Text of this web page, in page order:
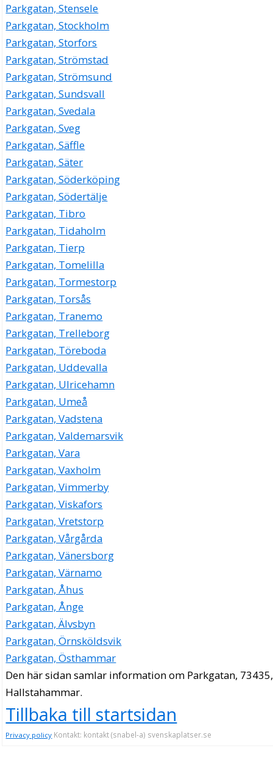
Parkgatan, Stensele
Parkgatan, Stockholm
Parkgatan, Storfors
Parkgatan, Strömstad
Parkgatan, Strömsund
Parkgatan, Sundsvall
Parkgatan, Svedala
Parkgatan, Sveg
Parkgatan, Säffle
Parkgatan, Säter
Parkgatan, Söderköping
Parkgatan, Södertälje
Parkgatan, Tibro
Parkgatan, Tidaholm
Parkgatan, Tierp
Parkgatan, Tomelilla
Parkgatan, Tormestorp
Parkgatan, Torsås
Parkgatan, Tranemo
Parkgatan, Trelleborg
Parkgatan, Töreboda
Parkgatan, Uddevalla
Parkgatan, Ulricehamn
Parkgatan, Umeå
Parkgatan, Vadstena
Parkgatan, Valdemarsvik
Parkgatan, Vara
Parkgatan, Vaxholm
Parkgatan, Vimmerby
Parkgatan, Viskafors
Parkgatan, Vretstorp
Parkgatan, Vårgårda
Parkgatan, Vänersborg
Parkgatan, Värnamo
Parkgatan, Åhus
Parkgatan, Ånge
Parkgatan, Älvsbyn
Parkgatan, Örnsköldsvik
Parkgatan, Östhammar
Den här sidan samlar information om Parkgatan, 73435,
Hallstahammar.
Tillbaka till startsidan
Privacy policy Kontakt: kontakt (snabel-a) svenskaplatser.se